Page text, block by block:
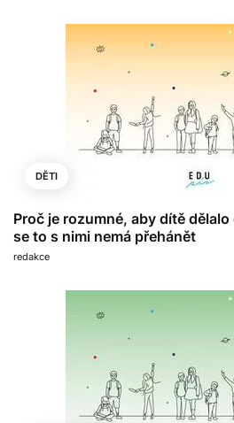
DĚTI
Proč je rozumné, aby dítě
se to s nimi nemá přehánět
redakce